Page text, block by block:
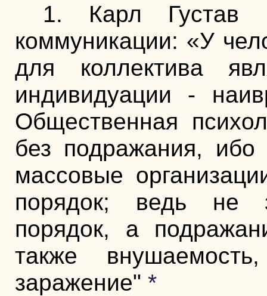
1. Карл Густав
коммуникации: «У
для коллектива
индивидуации -
Общественная
без подражания, ибо
массовые
порядок; ведь не
порядок, а
также
заражение" *